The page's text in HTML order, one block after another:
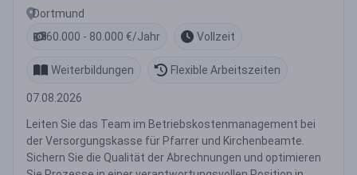
Dortmund
60.000 - 80.000 €/Jahr
Vollzeit
Weiterbildungen Flexible Arbeitszeiten
07.08.2026
Leiten Sie das Team im Betriebskostenmanagement bei
der Versorgungskasse für Pfarrer und Kirchenbeamte.
Sichern Sie die Qualität der Abrechnungen und optimieren